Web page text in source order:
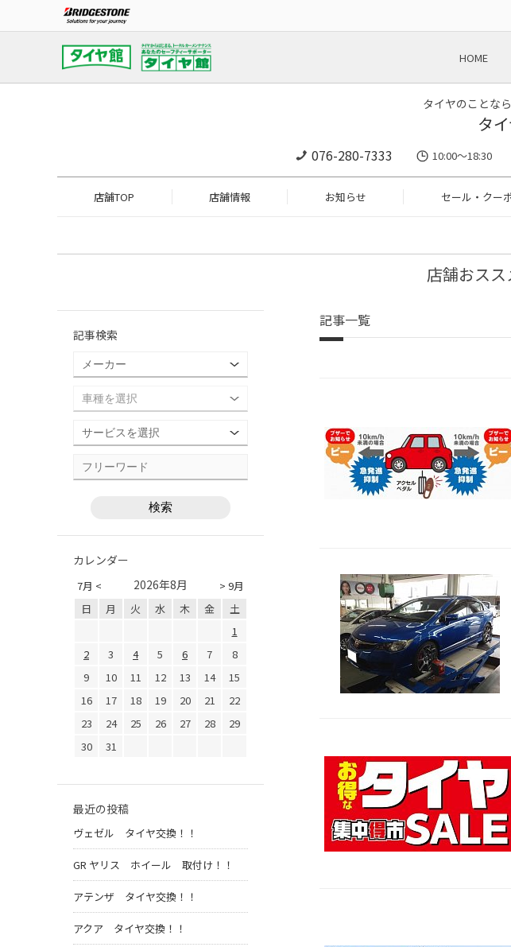
HOME
タイヤのことな
タ
076-280-7333 10:00～18:30
店舗TOP 店舗情報 お知らせ セール・クー
店舗おス
記事一覧
記事検索
カレンダー
7月 < > 9月
2026年8月
日 月 火 水 木 金
土
1
2
3 4 5 6 7
8
9
10 11 12 13 14
15
16
17 18 19 20 21
22
23
24 25 26 27 28
29
30
31
最近の投稿
ヴェゼル タイヤ交換！！
GR ヤリス ホイール 取付け！！
アテンザ タイヤ交換！！
アクア タイヤ交換！！